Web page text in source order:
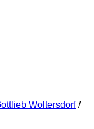
Woltersdorf/